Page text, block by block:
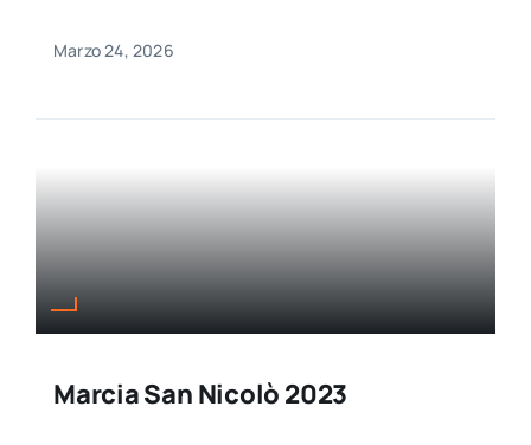
Marzo 24, 2026
Marcia San Nicolò 2023